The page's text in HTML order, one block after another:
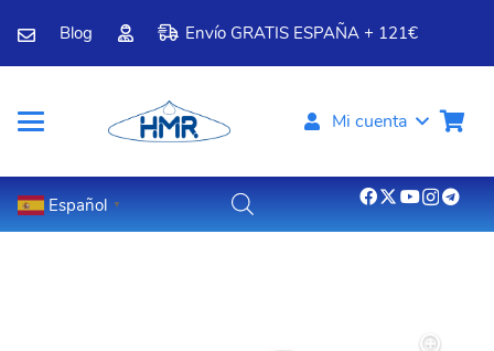
Blog Envío GRATIS ESPAÑA + 121€
Mi cuenta
Español ▼